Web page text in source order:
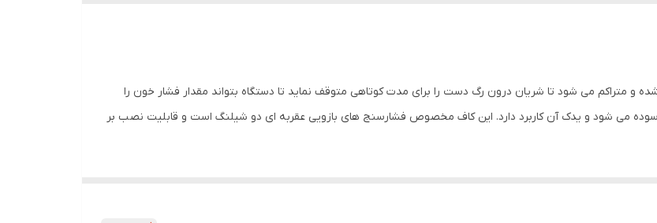
و متراکم می شود تا شریان درون رگ دست را برای مدت کوتاهی متوقف نماید تا دستگاه بتواند مقدار فشار خون را
می شود و یدک آن کاربرد دارد. این کاف مخصوص فشارسنج های بازویی عقربه ای دو شیلنگ است و قابلیت نصب بر